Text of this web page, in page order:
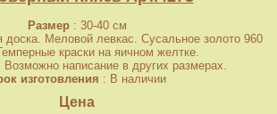
Размер: 30-40 см
доска. Меловой левкас. Сусальное золото 960
краски на яичном желтке.
Возможно написание в других размерах.
изготовления : В наличии
Цена